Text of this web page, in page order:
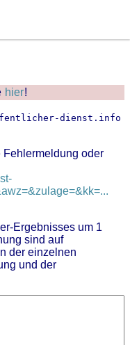
hier!
dienst.info
oder
Ergebnisses um 1
sind auf
der einzelnen
und der